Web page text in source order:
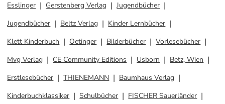
Esslinger
Gerstenberg Verlag
Jugendbücher
Jugendbücher
Beltz Verlag
Kinder Lernbücher
Klett Kinderbuch
Oetinger Bilderbücher
Vorlesebücher
Mvg Verlag
CE Community Editions Usborn
Betz, Wien
Erstlesebücher
THIENEMANN
Baumhaus Verlag
Kinderbuchklassiker
Schulbücher
FISCHER Sauerländer